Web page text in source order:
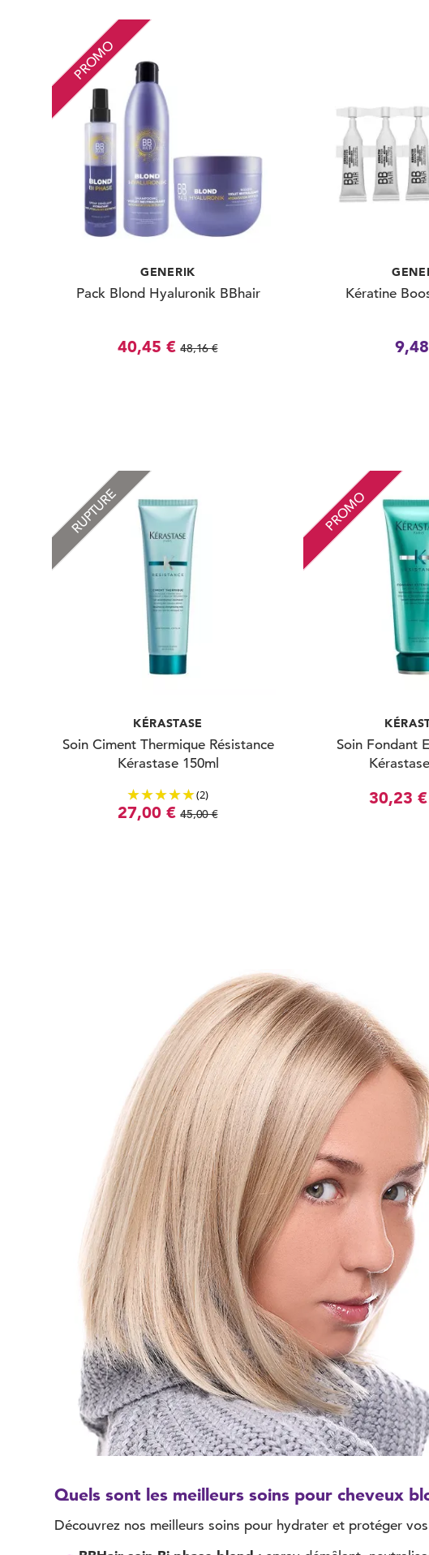
PROMO
GENERIK
Pack Blond Hyaluronik BBhair
40,45 € 48,16 €
Kératine
RUPTURE
KÉRASTASE
Soin Ciment Thermique Résistance
Kérastase 150ml
(2)
27,00 € 45,00 €
PROMO
Soin Fondant
30,23 €
Quels sont les meilleurs soins pour cheveux
Découvrez nos meilleurs soins pour hydrater et protéger